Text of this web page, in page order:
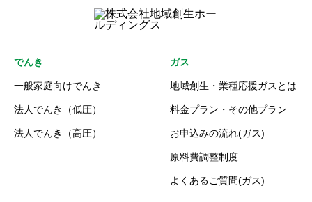
でんき
一般家庭向けでんき
法人でんき（低圧）
法人でんき（高圧）
ガス
地域創生・業種応援ガスとは
料金プラン・その他プラン
お申込みの流れ(ガス)
原料費調整制度
よくあるご質問(ガス)